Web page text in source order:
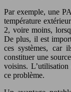
Par exemple, une
température
2, voire moins,
De plus, il est
ces systèmes, car
constituer une
voisins.
ce problème.